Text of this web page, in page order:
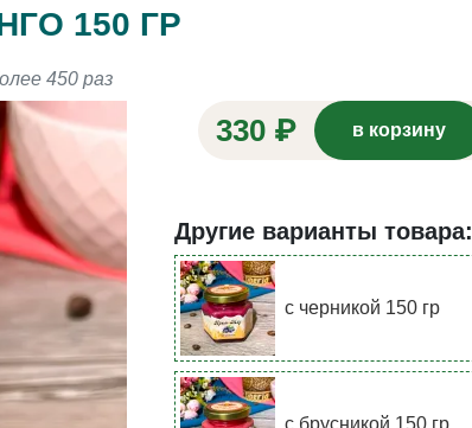
150 ГР
450 раз
330 ₽ в корзину
Другие варианты товара:
с черникой 150 гр
с брусникой 150 гр